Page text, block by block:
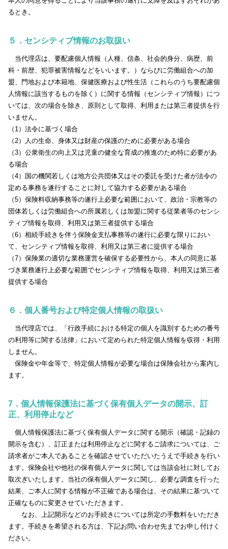
るとき。
５．センシティブ情報のお取扱い
当代理店は、要配慮個人情報（人種、信条、社会的身分、病歴、前
科・前歴、犯罪被害情報などをいいます。）ならびに労働組合への加
盟、門地および本籍地、保健医療および性生活（これらのうち要配慮個
人情報に該当するものを除く）に関する情報（センシティブ情報）につ
いては、次の場合を除き、原則として取得、利用または第三者提供を行
いません。
（1）法令に基づく場合
（2）人の生命、身体又は財産の保護のために必要がある場合
（3）公衆衛生の向上又は児童の健全な育成の推進のため特に必要があ
る場合
（4）国の機関若しくは地方公共団体又はその委託を受けた者が法令の
定める事務を遂行することに対して協力する必要がある場合
（5）保険料収納事務等の遂行上必要な範囲において、政治・宗教等の
団体若しくは労働組合への所属若しくは加盟に関する従業者等のセンシ
ティブ情報を取得、利用又は第三者提供する場合
（6）相続手続きを伴う保険金支払事務等の遂行に必要な限りにおい
て、センシティブ情報を取得、利用又は第三者に提供する場合
（7）保険業の適切な業務運営を確保する必要性から、本人の同意に基
づき業務遂行上必要な範囲でセンシティブ情報を取得、利用又は第三者
提供する場合
６．個人番号および特定個人情報の取扱い
当代理店では、「行政手続における特定の個人を識別するための番号
の利用等に関する法律」において定められた特定個人情報を収得・利用
しません。
保険金や年金等で、特定個人情報が必要な場合は保険会社から案内し
ます。
7．個人情報保護法に基づく保有個人データの開示、訂
正、利用停止など
個人情報保護法に基づく保有個人データに関する開示（確認・記録の
開示を含む）、訂正または利用停止などに関するご請求については、ご
請求者がご本人であることを確認させていただいたうえで手続きを行い
ます。保険会社や他社の保有個人データに関しては当該会社に対してお
取次ぎいたします。当社の保有個人データに関し、必要な調査を行った
結果、ご本人に関する情報が不正確である場合は、その結果に基づいて
正確なものに変更させていただきます。
なお、上記開示などのお手続きについては所定の手数料をいただき
ます。手続きを希望される方は、下記お問い合わせ先までお申し付けく
ださい。